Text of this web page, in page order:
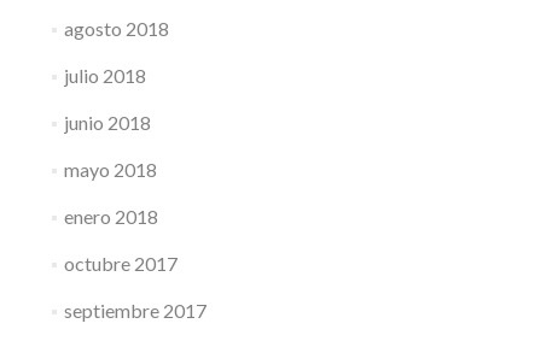
agosto 2018
julio 2018
junio 2018
mayo 2018
enero 2018
octubre 2017
septiembre 2017